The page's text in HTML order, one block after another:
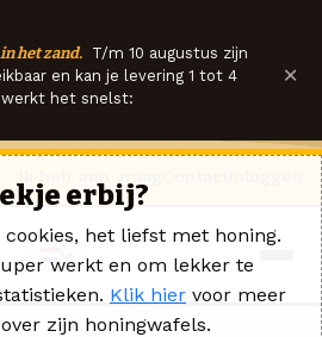
het zand. T/m 10 augustus zijn
en kan je levering 1 tot 4
werkt het snelst:
×
erbij?
cookies, het liefst met honing.
werkt en om lekker te
Klik hier voor meer
zijn honingwafels.